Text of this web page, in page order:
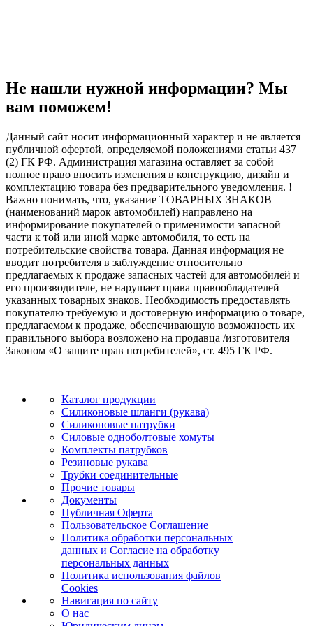
Не нашли нужной информации? Мы
вам поможем!
Данный сайт носит информационный характер и не является
публичной офертой, определяемой положениями статьи 437
(2) ГК РФ. Администрация магазина оставляет за собой
полное право вносить изменения в конструкцию, дизайн и
комплектацию товара без предварительного уведомления. !
Важно понимать, что, указание ТОВАРНЫХ ЗНАКОВ
(наименований марок автомобилей) направлено на
информирование покупателей о применимости запасной
части к той или иной марке автомобиля, то есть на
потребительские свойства товара. Данная информация не
вводит потребителя в заблуждение относительно
предлагаемых к продаже запасных частей для автомобилей и
его производителе, не нарушает права правообладателей
указанных товарных знаков. Необходимость предоставлять
покупателю требуемую и достоверную информацию о товаре,
предлагаемом к продаже, обеспечивающую возможность их
правильного выбора возложено на продавца /изготовителя
Законом «О защите прав потребителей», ст. 495 ГК РФ.
Каталог продукции
Силиконовые шланги (рукава)
Силиконовые патрубки
Силовые одноболтовые хомуты
Комплекты патрубков
Резиновые рукава
Трубки соединительные
Прочие товары
Документы
Публичная Оферта
Пользовательское Соглашение
Политика обработки персональных
данных и Согласие на обработку
персональных данных
Политика использования файлов
Cookies
Навигация по сайту
О нас